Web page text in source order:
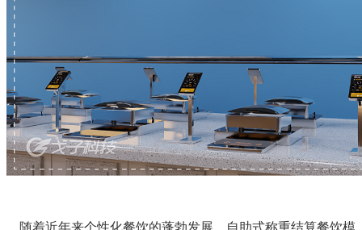
随着近年来个性化餐饮的蓬勃发展，自助式称重结算餐饮模